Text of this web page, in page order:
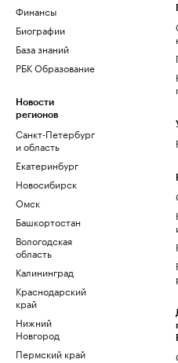
Финансы
Биографии
База знаний
РБК Образование
Новости
регионов
Санкт-Петербург
и область
Екатеринбург
Новосибирск
Омск
Башкортостан
Вологодская
область
Калининград
Краснодарский
край
Нижний
Новгород
Пермский край